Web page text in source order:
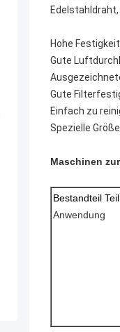
Hohe
Gute
Gute
Einfach zu
Spezielle
Maschinen
Bestandteil Teil
Anwendung